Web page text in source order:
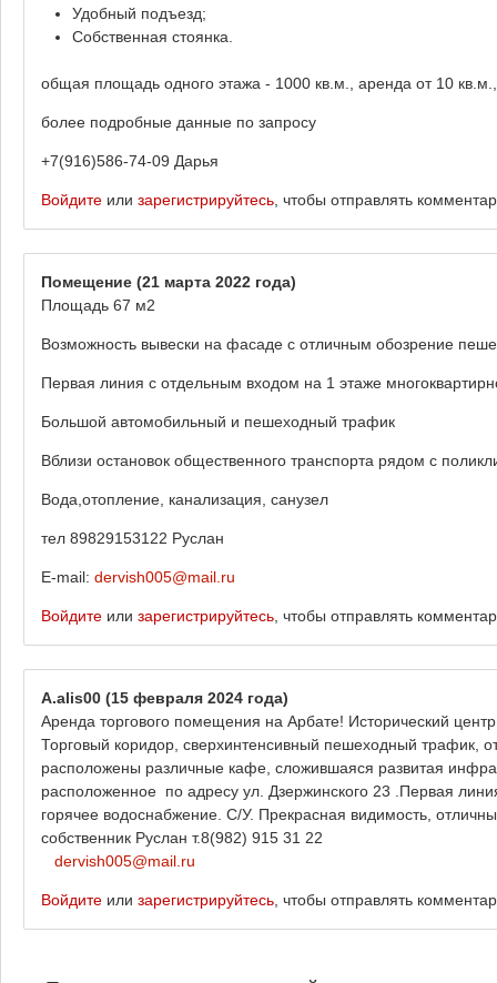
Удобный подъезд;
Собственная стоянка.
общая площадь одного этажа - 1000 кв.м., аренда от 10
более подробные данные по запросу
+7(916)586-74-09 Дарья
Войдите или зарегистрируйтесь , чтобы отправлять
Помещение (21 марта 2022 года)
Площадь 67 м2
Возможность вывески на фасаде с отличным обозрение
Первая линия с отдельным входом на 1 этаже
Большой автомобильный и пешеходный трафик
Вблизи остановок общественного транспорта рядом с
Вода,отопление, канализация, санузел
тел 89829153122 Руслан
E-mail: dervish005@mail.ru
Войдите или зарегистрируйтесь , чтобы отправлять
A.alis00 (15 февраля 2024 года)
Аренда торгового помещения на Арбате! Исторический
Торговый коридор, сверхинтенсивный пешеходный трафик,
расположены различные кафе, сложившаяся развитая
расположенное по адресу ул. Дзержинского 23 .Первая
горячее водоснабжение. С/У. Прекрасная видимость,
собственник Руслан т.8(982) 915 31 22
dervish005@mail.ru
Войдите или зарегистрируйтесь , чтобы отправлять